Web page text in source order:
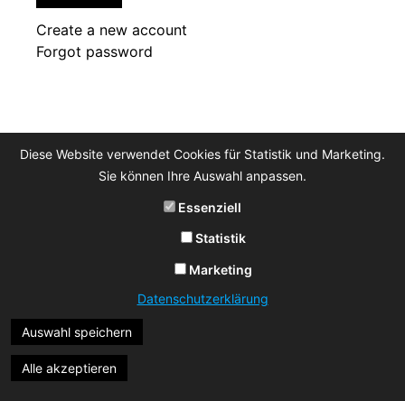
Create a new account
Forgot password
Diese Website verwendet Cookies für Statistik und Marketing.
Sie können Ihre Auswahl anpassen.
Essenziell
Statistik
Marketing
Datenschutzerklärung
Auswahl speichern
Alle akzeptieren